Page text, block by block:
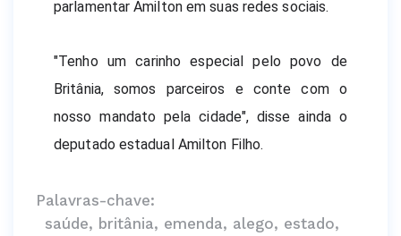
parlamentar Amilton em suas redes sociais.
"Tenho um carinho especial pelo povo de
Britânia, somos parceiros e conte com o
nosso mandato pela cidade", disse ainda o
deputado estadual Amilton Filho.
Palavras-chave:
saúde, britânia, emenda, alego, estado,